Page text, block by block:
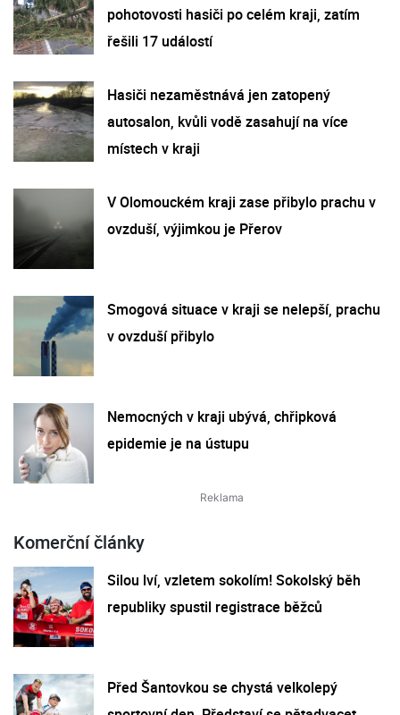
pohotovosti hasiči po celém kraji, zatím
řešili 17 událostí
Hasiči nezaměstnává jen zatopený
autosalon, kvůli vodě zasahují na více
místech v kraji
V Olomouckém kraji zase přibylo prachu v
ovzduší, výjimkou je Přerov
Smogová situace v kraji se nelepší, prachu
v ovzduší přibylo
Nemocných v kraji ubývá, chřipková
epidemie je na ústupu
Komerční články
Silou lví, vzletem sokolím! Sokolský běh
republiky spustil registrace běžců
Před Šantovkou se chystá velkolepý